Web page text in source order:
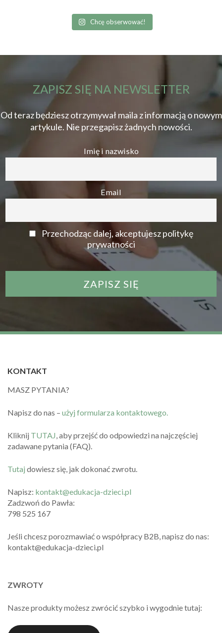
Chcę obserwować!
ZAPISZ SIĘ NA NEWSLETTER
Od teraz będziesz otrzymywał maila z informacją o nowym
artykule. Nie przegapisz żadnych nowości.
Imię i nazwisko
Email
Przechodząc dalej, akceptujesz politykę
prywatności
KONTAKT
MASZ PYTANIA?
Napisz do nas – użyj formularza kontaktowego.
Kliknij TUTAJ, aby przejść do odpowiedzi na najczęściej
zadawane pytania (FAQ).
Tutaj dowiesz się, jak dokonać zwrotu.
Napisz: kontakt@edukacja-dzieci.pl
Zadzwoń do Pawła:
798 525 167
Jeśli chcesz porozmawiać o współpracy B2B, napisz do nas:
kontakt@edukacja-dzieci.pl
ZWROTY
Nasze produkty możesz zwrócić szybko i wygodnie tutaj: